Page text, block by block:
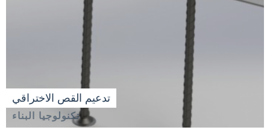
تدعيم القص الاختراقي
تكنولوجيا البناء